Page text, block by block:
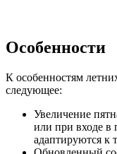
Особенности
К особенностям
следующее:
Увеличение
или при входе в
адаптируются к